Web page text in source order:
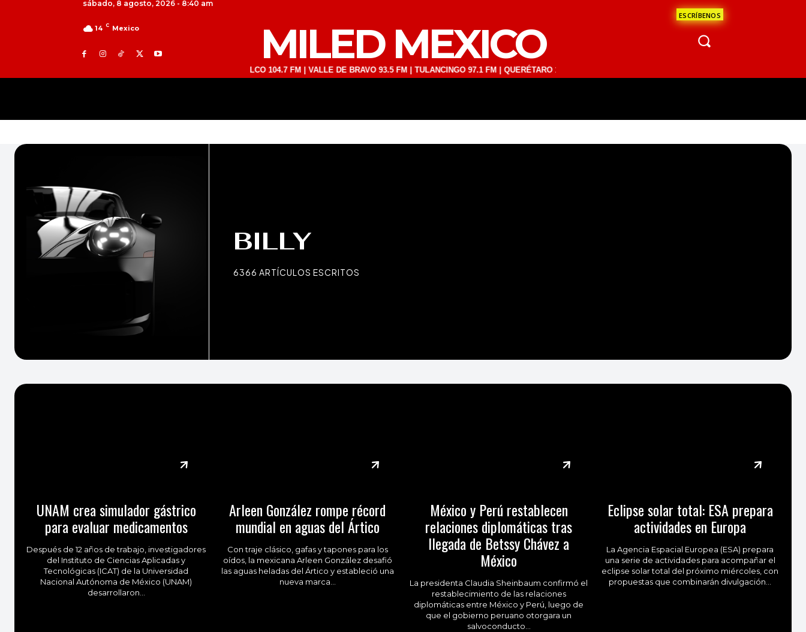
sábado, 8 agosto, 2026 - 8:40 am
ESCRÍBENOS
14 C Mexico MILED MEXICO
TOLUCA 98.9 FM | ATLACOMULCO 104.7 FM | VALLE DE BRAVO 93.5 FM | TULANCINGO 97.1 FM | QUERÉTARO 103.1 FM | SAN JUAN DEL RÍO 93.1 FM | GUADALAJARA 1510 AM | LA
BILLY
6366 ARTÍCULOS ESCRITOS
UNAM crea simulador gástrico
para evaluar medicamentos
Después de 12 años de trabajo, investigadores
del Instituto de Ciencias Aplicadas y
Tecnológicas (ICAT) de la Universidad
Nacional Autónoma de México (UNAM)
desarrollaron...
Arleen González rompe récord
mundial en aguas del Ártico
Con traje clásico, gafas y tapones para los
oídos, la mexicana Arleen González desafió
las aguas heladas del Ártico y estableció una
nueva marca...
México y Perú restablecen
relaciones diplomáticas tras
llegada de Betssy Chávez a
México
La presidenta Claudia Sheinbaum confirmó el
restablecimiento de las relaciones
diplomáticas entre México y Perú, luego de
que el gobierno peruano otorgara un
salvoconducto...
Eclipse solar total: ESA prepara
actividades en Europa
La Agencia Espacial Europea (ESA) prepara
una serie de actividades para acompañar el
eclipse solar total del próximo miércoles, con
propuestas que combinarán divulgación...